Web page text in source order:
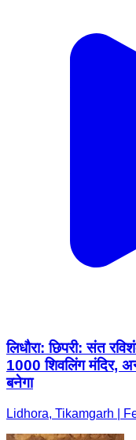
लिधौरा: छिपरी: संत
1000 शिवलिंग मंदिर,
बनेगा
Lidhora, Tikamgarh |